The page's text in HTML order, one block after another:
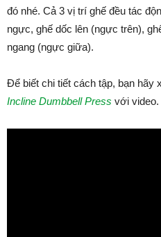
đó nhé. Cả 3 vị trí ghế đều tác
ngực, ghế dốc lên (ngực trên),
ngang (ngực giữa).
Để biết chi tiết cách tập, bạn hãy
Incline Dumbbell Press với video.